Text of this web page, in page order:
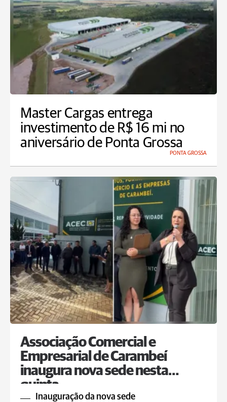
Master Cargas entrega
investimento de R$ 16 mi no
aniversário de Ponta Grossa
PONTA GROSSA
Associação Comercial e
Empresarial de Carambeí
inaugura nova sede nesta
quinta
Inauguração da nova sede